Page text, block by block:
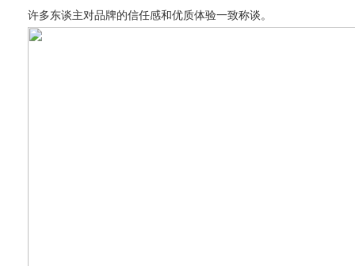
许多东谈主对品牌的信任感和优质体验一致称谈。